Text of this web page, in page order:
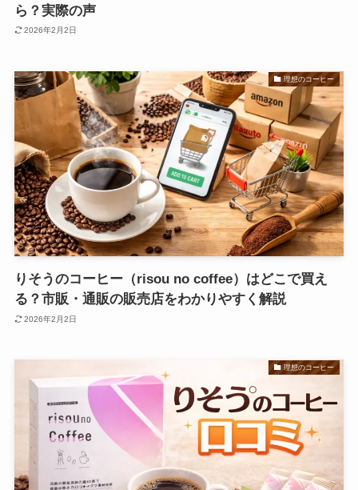
ら？実際の声
2026年2月2日
理想のコーヒー
りそうのコーヒー（risou no coffee）はどこで買え
る？市販・通販の販売店をわかりやすく解説
2026年2月2日
理想のコーヒー